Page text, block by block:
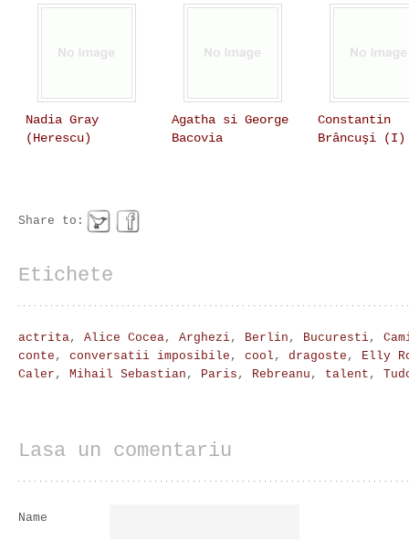
Nadia Gray
(Herescu)
Agatha si George
Bacovia
Constantin
Brâncuşi (I)
Share to:
Etichete
actrita, Alice Cocea, Arghezi, Berlin , Bucuresti,
conte , conversatii imposibile , cool , dragoste , Elly
Caler , Mihail Sebastian , Paris , Rebreanu , talent ,
Lasa un comentariu
Name